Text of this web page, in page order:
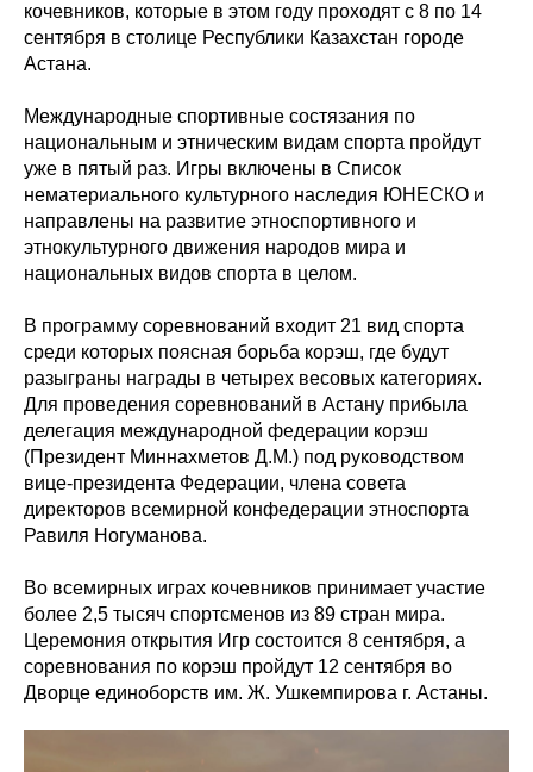
кочевников, которые в этом году проходят с 8 по 14
сентября в столице Республики Казахстан городе
Астана.
Международные спортивные состязания по
национальным и этническим видам спорта пройдут
уже в пятый раз. Игры включены в Список
нематериального культурного наследия ЮНЕСКО и
направлены на развитие этноспортивного и
этнокультурного движения народов мира и
национальных видов спорта в целом.
В программу соревнований входит 21 вид спорта
среди которых поясная борьба корэш, где будут
разыграны награды в четырех весовых категориях.
Для проведения соревнований в Астану прибыла
делегация международной федерации корэш
(Президент Миннахметов Д.М.) под руководством
вице-президента Федерации, члена совета
директоров всемирной конфедерации этноспорта
Равиля Ногуманова.
Во всемирных играх кочевников принимает участие
более 2,5 тысяч спортсменов из 89 стран мира.
Церемония открытия Игр состоится 8 сентября, а
соревнования по корэш пройдут 12 сентября во
Дворце единоборств им. Ж. Ушкемпирова г. Астаны.